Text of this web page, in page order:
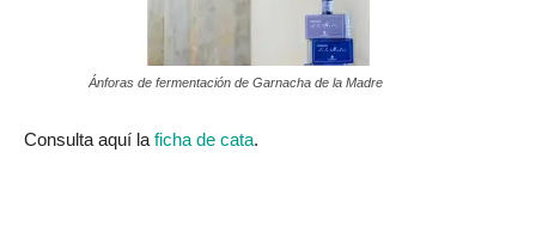
Ánforas de fermentación de Garnacha de la Madre
Consulta aquí la ficha de cata.